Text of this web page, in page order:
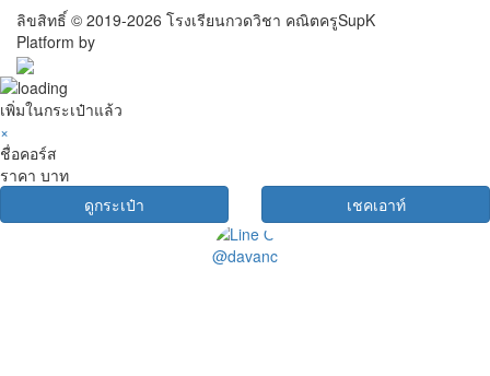
ลิขสิทธิ์ © 2019-2026 โรงเรียนกวดวิชา คณิตครูSupK
Platform by
เพิ่มในกระเป๋าแล้ว
×
ชื่อคอร์ส
ราคา บาท
ดูกระเป๋า
เชคเอาท์